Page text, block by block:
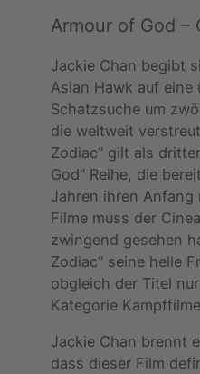
Armour of God –
Jackie Chan begibt
Asian Hawk auf eine
Schatzsuche um
die weltweit
Zodiac“ gilt als
God“ Reihe, die
Jahren ihren Anfang
Filme muss der
zwingend gesehen
Zodiac“ seine helle
obgleich der Titel
Kategorie
Jackie Chan brennt
dass dieser Film